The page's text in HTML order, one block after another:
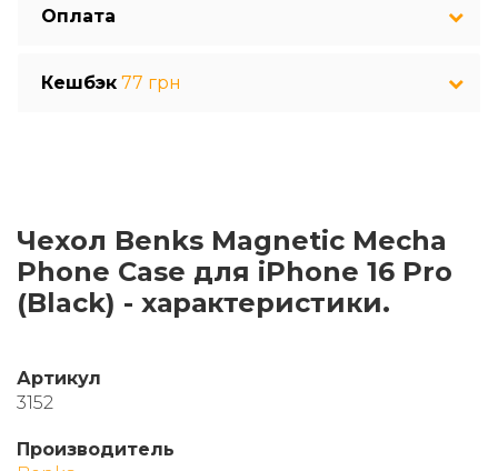
Оплата
Кешбэк 77 грн
Чехол Benks Magnetic Mecha
Phone Case для iPhone 16 Pro
(Black) - характеристики.
Артикул
3152
Производитель